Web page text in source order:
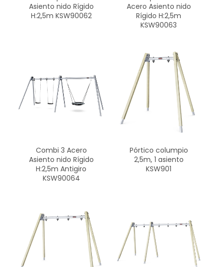
Asiento nido Rígido
H:2,5m KSW90062
Acero Asiento nido
Rígido H:2,5m
KSW90063
Combi 3 Acero
Asiento nido Rígido
H:2,5m Antigiro
KSW90064
Pórtico columpio
2,5m, 1 asiento
KSW901